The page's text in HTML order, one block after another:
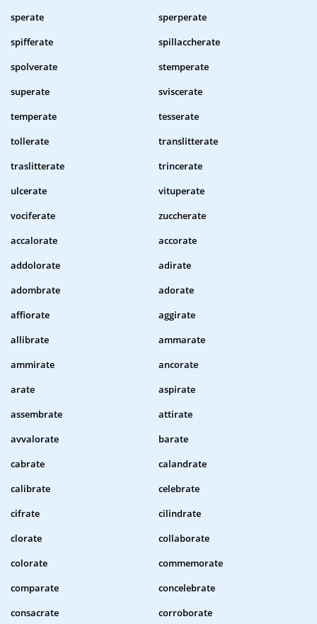
sperate
sperperate
spifferate
spillaccherate
spolverate
stemperate
superate
sviscerate
temperate
tesserate
tollerate
translitterate
traslitterate
trincerate
ulcerate
vituperate
vociferate
zuccherate
accalorate
accorate
addolorate
adirate
adombrate
adorate
affiorate
aggirate
allibrate
ammarate
ammirate
ancorate
arate
aspirate
assembrate
attirate
avvalorate
barate
cabrate
calandrate
calibrate
celebrate
cifrate
cilindrate
clorate
collaborate
colorate
commemorate
comparate
concelebrate
consacrate
corroborate